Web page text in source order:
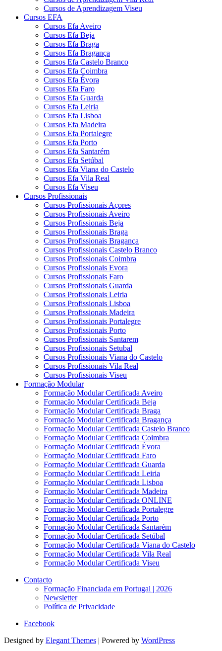
Cursos de Aprendizagem Viseu
Cursos EFA
Cursos Efa Aveiro
Cursos Efa Beja
Cursos Efa Braga
Cursos Efa Bragança
Cursos Efa Castelo Branco
Cursos Efa Coimbra
Cursos Efa Évora
Cursos Efa Faro
Cursos Efa Guarda
Cursos Efa Leiria
Cursos Efa Lisboa
Cursos Efa Madeira
Cursos Efa Portalegre
Cursos Efa Porto
Cursos Efa Santarém
Cursos Efa Setúbal
Cursos Efa Viana do Castelo
Cursos Efa Vila Real
Cursos Efa Viseu
Cursos Profissionais
Cursos Profissionais Açores
Cursos Profissionais Aveiro
Cursos Profissionais Beja
Cursos Profissionais Braga
Cursos Profissionais Bragança
Cursos Profissionais Castelo Branco
Cursos Profissionais Coimbra
Cursos Profissionais Evora
Cursos Profissionais Faro
Cursos Profissionais Guarda
Cursos Profissionais Leiria
Cursos Profissionais Lisboa
Cursos Profissionais Madeira
Cursos Profissionais Portalegre
Cursos Profissionais Porto
Cursos Profissionais Santarem
Cursos Profissionais Setubal
Cursos Profissionais Viana do Castelo
Cursos Profissionais Vila Real
Cursos Profissionais Viseu
Formação Modular
Formação Modular Certificada Aveiro
Formação Modular Certificada Beja
Formação Modular Certificada Braga
Formação Modular Certificada Bragança
Formação Modular Certificada Castelo Branco
Formação Modular Certificada Coimbra
Formação Modular Certificada Évora
Formação Modular Certificada Faro
Formação Modular Certificada Guarda
Formação Modular Certificada Leiria
Formação Modular Certificada Lisboa
Formação Modular Certificada Madeira
Formação Modular Certificada ONLINE
Formação Modular Certificada Portalegre
Formação Modular Certificada Porto
Formação Modular Certificada Santarém
Formação Modular Certificada Setúbal
Formação Modular Certificada Viana do Castelo
Formação Modular Certificada Vila Real
Formação Modular Certificada Viseu
Contacto
Formação Financiada em Portugal | 2026
Newsletter
Política de Privacidade
Facebook
Designed by Elegant Themes | Powered by WordPress